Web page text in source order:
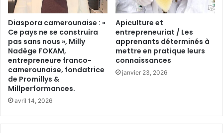
Diaspora camerounaise : «
Ce pays ne se construira
pas sans nous », Milly
Nadège FOKAM,
entrepreneure franco-
camerounaise, fondatrice
de Promillys &
Millperformances.
avril 14, 2026
Apiculture et
entrepreneuriat / Les
apprenants déterminés à
mettre en pratique leurs
connaissances
janvier 23, 2026